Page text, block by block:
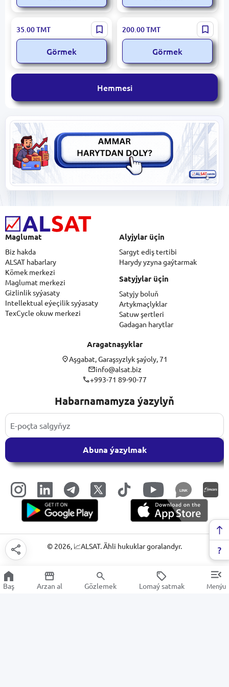
Markasyz N/A | 9 Modullyk
Awtomat Gutusy DIN Rels
35.00TMT
Görmek
Markasyz | Plastik paýlaýyş
paneli 30x40 sm içerki
200.00TMT
Görmek
Hemmesi
Maglumat
Biz hakda
ALSAT habarlary
Kömek merkezi
Maglumat merkezi
Gizlinlik syýasaty
Intellektual eýeçilik syýasaty
TexCycle okuw merkezi
Alyjylar üçin
Sargyt ediş tertibi
Harydy yzyna gaýtarmak
Satyjylar üçin
Satyjy boluň
Artykmaçlyklar
Satuw şertleri
Gadagan harytlar
Aragatnaşyklar
Aşgabat, Garaşsyzlyk şaýoly, 71
info@alsat.biz
+993-71 89-90-77
Habarnamamyza ýazylyň
Abuna ýazylmak
LINK
© 2026, 📈ALSAT. Ähli hukuklar goralandyr.
Baş Arzan al Gözlemek Lomaý satmak Menýu